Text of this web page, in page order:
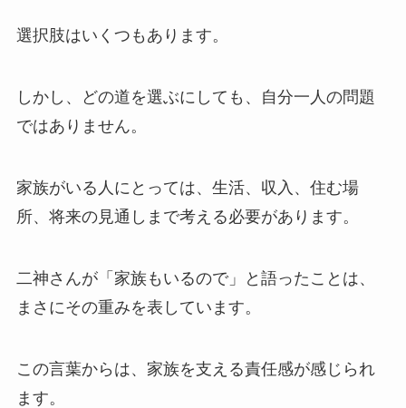
選択肢はいくつもあります。
しかし、どの道を選ぶにしても、自分一人の問題
ではありません。
家族がいる人にとっては、生活、収入、住む場
所、将来の見通しまで考える必要があります。
二神さんが「家族もいるので」と語ったことは、
まさにその重みを表しています。
この言葉からは、家族を支える責任感が感じられ
ます。